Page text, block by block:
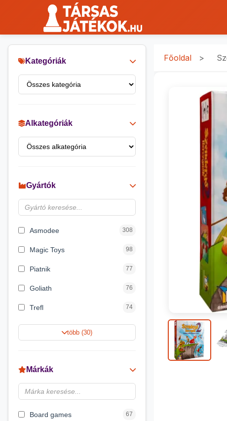
Kategóriák
Alkategóriák
Gyártók
Asmodee 308
Magic Toys 98
Piatnik 77
Goliath 76
Trefl 74
Keller&Mayer 60
Spin Master
Delta Vision 28
több (30)
Márkák
Board games 67
Főoldal >